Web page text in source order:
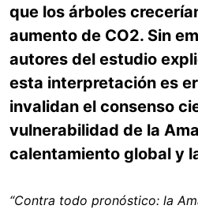
que los árboles
aumento de CO2. Sin
autores del estudio
esta interpretación es
invalidan el consenso
vulnerabilidad de la
calentamiento global y
“Contra todo pronóstico: la